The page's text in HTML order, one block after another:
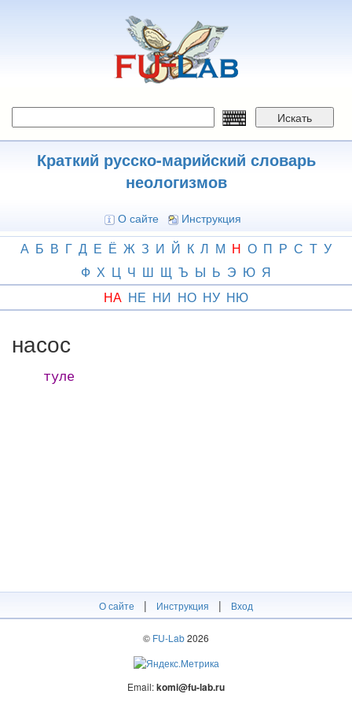
Искать
Краткий русско-марийский словарь
неологизмов
О сайте Инструкция
А Б В Г Д Е Ё Ж З И Й К Л М Н О П Р С Т У
Ф Х Ц Ч Ш Щ Ъ Ы Ь Э Ю Я
НА НЕ НИ НО НУ НЮ
насос
туле
О сайте | Инструкция | Вход
© FU-Lab2026
Email:komi@fu-lab.ru